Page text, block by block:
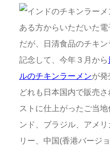
ある方からいただいた
だが、日清食品のチキ
記念して、今年３月から
ルのチキンラーメンが発
どれも日本国内で販売
ストに仕上がったご当
ンド、ブラジル、アメ
リー、中国(香港バージ